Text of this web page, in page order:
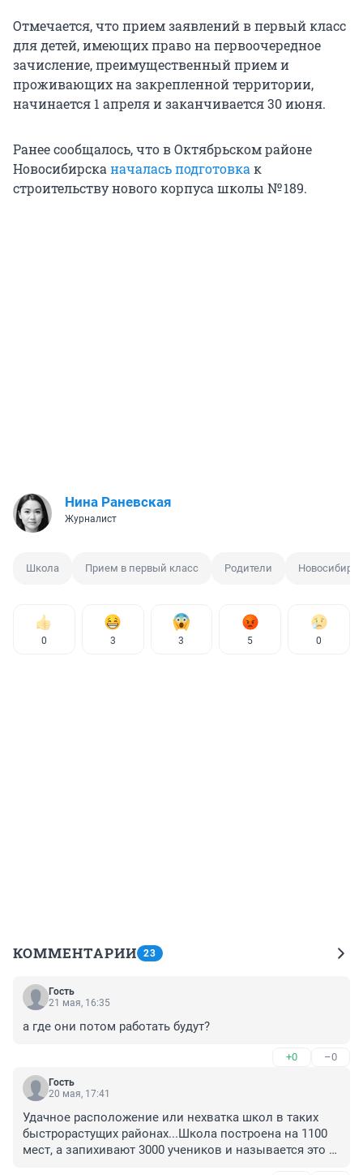
Отмечается, что прием заявлений в первый класс
для детей, имеющих право на первоочередное
зачисление, преимущественный прием и
проживающих на закрепленной территории,
начинается 1 апреля и заканчивается 30 июня.
Ранее сообщалось, что в Октябрьском районе
Новосибирсканачалась подготовкак
строительству нового корпуса школы № 189.
Нина Раневская
Журналист
Школа Прием в первый класс Родители Новосибирск
0 3 3 5 0
КОММЕНТАРИИ 23
Гость
21 мая, 16:35
а где они потом работать будут?
+0 –0
Гость
20 мая, 17:41
Удачное расположение или нехватка школ в таких
быстрорастущих районах...Школа построена на 1100
мест, а запихивают 3000 учеников и называется это